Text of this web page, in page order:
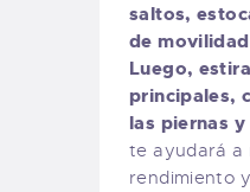
saltos,
de
Luego,
principales,
las piernas
te ayudará a
rendimiento